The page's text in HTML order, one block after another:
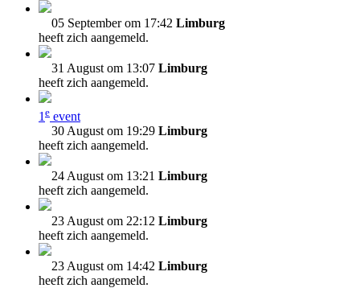
05 September om 17:42 Limburg
heeft zich aangemeld.
31 August om 13:07 Limburg
heeft zich aangemeld.
1 e event
30 August om 19:29 Limburg
heeft zich aangemeld.
24 August om 13:21 Limburg
heeft zich aangemeld.
23 August om 22:12 Limburg
heeft zich aangemeld.
23 August om 14:42 Limburg
heeft zich aangemeld.